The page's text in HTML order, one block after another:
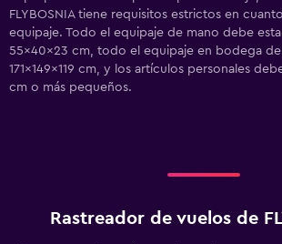
FLYBOSNIA tiene requisitos estrictos en
equipaje. Todo el equipaje de mano debe
55x40x23 cm, todo el equipaje en bodega
171x149x119 cm, y los artículos personales
cm o más pequeños.
Rastreador de vuelos de